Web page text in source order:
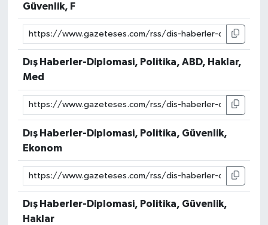
Güvenlik, F
Dış Haberler-Diplomasi, Politika, ABD, Haklar,
Med
Dış Haberler-Diplomasi, Politika, Güvenlik,
Ekonom
Dış Haberler-Diplomasi, Politika, Güvenlik,
Haklar